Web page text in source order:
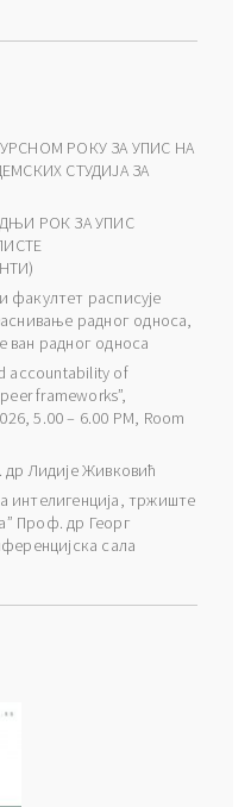
РОКУ ЗА УПИС НА
СТУДИЈА ЗА
РОК ЗА УПИС
факултет расписује
радног односа,
ван радног односа
accountability of
frameworks”,
5.00 – 6.00 PM, Room
др Лидије Живковић
интелигенција, тржиште
Проф. др Георг
сала